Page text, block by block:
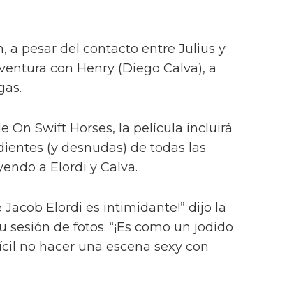
a pesar del contacto entre Julius y
con Henry (Diego Calva), a
On Swift Horses, la película incluirá
(y desnudas) de todas las
a Elordi y Calva.
Jacob Elordi es intimidante!” dijo la
de fotos. “¡Es como un jodido
no hacer una escena sexy con